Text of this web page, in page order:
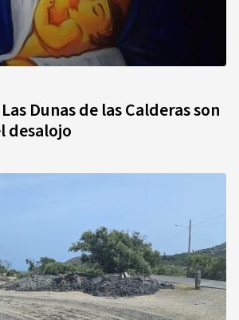
Dunas de las Calderas son
desalojo